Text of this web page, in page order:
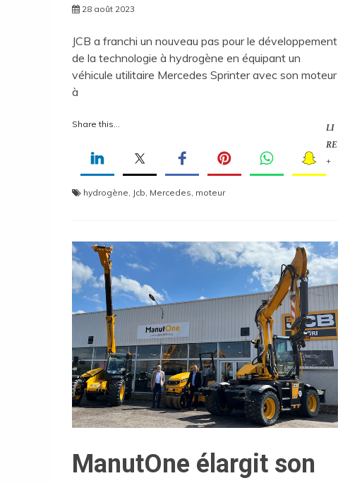
28 août 2023
JCB a franchi un nouveau pas pour le développement
de la technologie à hydrogène en équipant un
véhicule utilitaire Mercedes Sprinter avec son moteur
à
Share this...
LI
RE
+
hydrogène, Jcb, Mercedes, moteur
ManutOne élargit son